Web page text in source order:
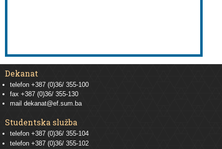
Dekanat
telefon +387 (0)36/ 355-100
fax +387 (0)36/ 355-130
mail dekanat@ef.sum.ba
Studentska služba
telefon +387 (0)36/ 355-104
telefon +387 (0)36/ 355-102